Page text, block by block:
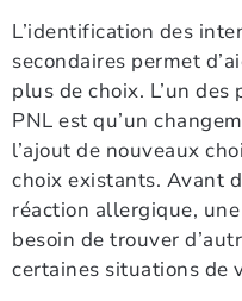
L’identification des
secondaires permet
plus de choix. L’un
PNL est qu’un
l’ajout de nouveaux
choix existants. Avant
réaction allergique,
besoin de trouver
certaines situations de